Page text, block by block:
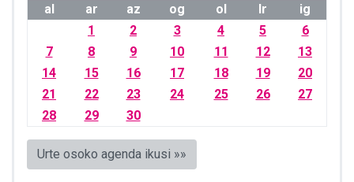
al
ar az og ol lr
ig
1
2 3 4 5
6
7
8 9 10 11 12
13
14
15 16 17 18 19
20
21
22 23 24 25 26
27
28
29 30
Urte osoko agenda ikusi »»